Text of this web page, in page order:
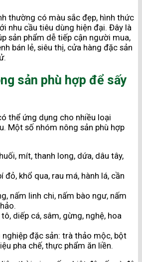
thường có màu sắc đẹp, hình thức
nhu cầu tiêu dùng hiện đại. Đây là
sản phẩm dễ tiếp cận người mua,
bán lẻ, siêu thị, cửa hàng đặc sản
sản phù hợp để sấy
thể ứng dụng cho nhiều loại
Một số nhóm nông sản phù hợp
mít, thanh long, dứa, dâu tây,
đỏ, khổ qua, rau má, hành lá, cần
nấm linh chi, nấm bào ngư, nấm
diếp cá, sâm, gừng, nghệ, hoa
nghiệp đặc sản: trà thảo mộc, bột
pha chế, thực phẩm ăn liền.